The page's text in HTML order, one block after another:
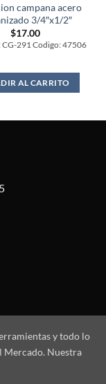
campana acero
3/4″x1/2″
$17.00
CG-291 Codigo: 47506
AL CARRITO
y todo lo
Mercado. Nuestra